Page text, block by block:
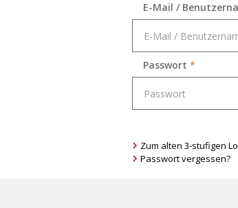
E-Mail /
Passwort *
Zum alten 3-stufigen
Passwort vergessen?